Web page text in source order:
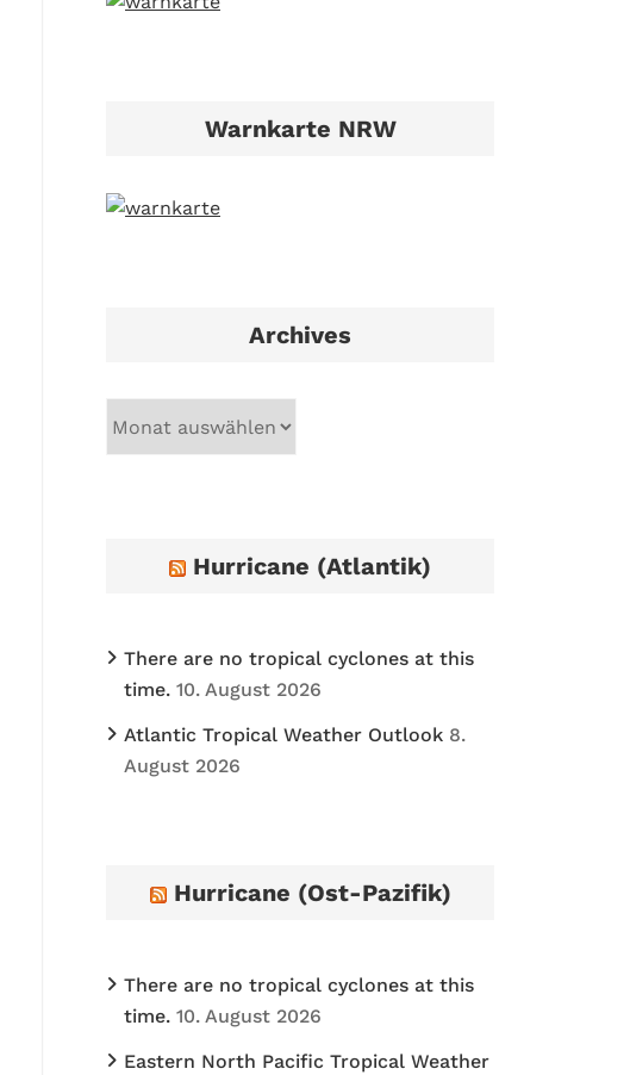
Warnkarte NRW
Archives
Hurricane (Atlantik)
There are no tropical cyclones at this
time. 10. August 2026
Atlantic Tropical Weather Outlook 8.
August 2026
Hurricane (Ost-Pazifik)
There are no tropical cyclones at this
time. 10. August 2026
Eastern North Pacific Tropical Weather